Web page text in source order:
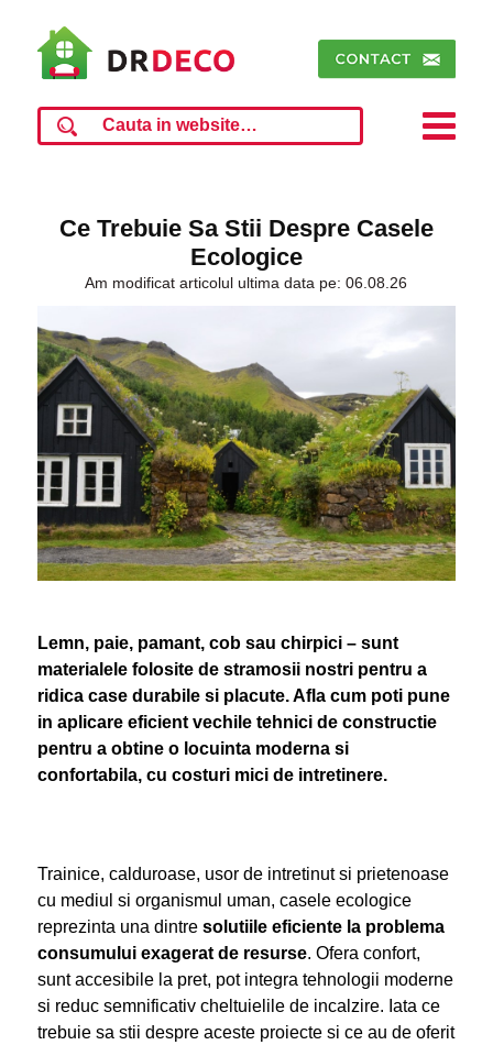
Ce Trebuie Sa Stii Despre Casele
Ecologice
Am modificat articolul ultima data pe: 06.08.26
Lemn, paie, pamant, cob sau chirpici – sunt
materialele folosite de stramosii nostri pentru a
ridica case durabile si placute. Afla cum poti pune
in aplicare eficient vechile tehnici de constructie
pentru a obtine o locuinta moderna si
confortabila, cu costuri mici de intretinere.
Trainice, calduroase, usor de intretinut si prietenoase
cu mediul si organismul uman, casele ecologice
reprezinta una dintre solutiile eficiente la problema
consumului exagerat de resurse. Ofera confort,
sunt accesibile la pret, pot integra tehnologii moderne
si reduc semnificativ cheltuielile de incalzire. Iata ce
trebuie sa stii despre aceste proiecte si ce au de oferit